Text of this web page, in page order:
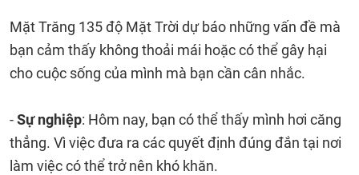
Mặt Trăng 135 độ Mặt Trời dự báo những vấn đề mà
bạn cảm thấy không thoải mái hoặc có thể gây hại
cho cuộc sống của mình mà bạn cần cân nhắc.
-Sự nghiệp: Hôm nay, bạn có thể thấy mình hơi căng
thẳng. Vì việc đưa ra các quyết định đúng đắn tại nơi
làm việc có thể trở nên khó khăn.